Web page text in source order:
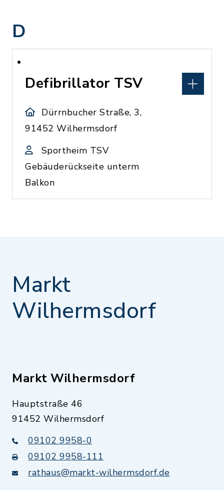
D
Defibrillator TSV
Dürrnbucher Straße, 3,
91452 Wilhermsdorf
Sportheim TSV
Gebäuderückseite unterm
Balkon
Markt
Wilhermsdorf
Markt Wilhermsdorf
Hauptstraße 46
91452 Wilhermsdorf
09102 9958-0
09102 9958-111
rathaus@markt-wilhermsdorf.de